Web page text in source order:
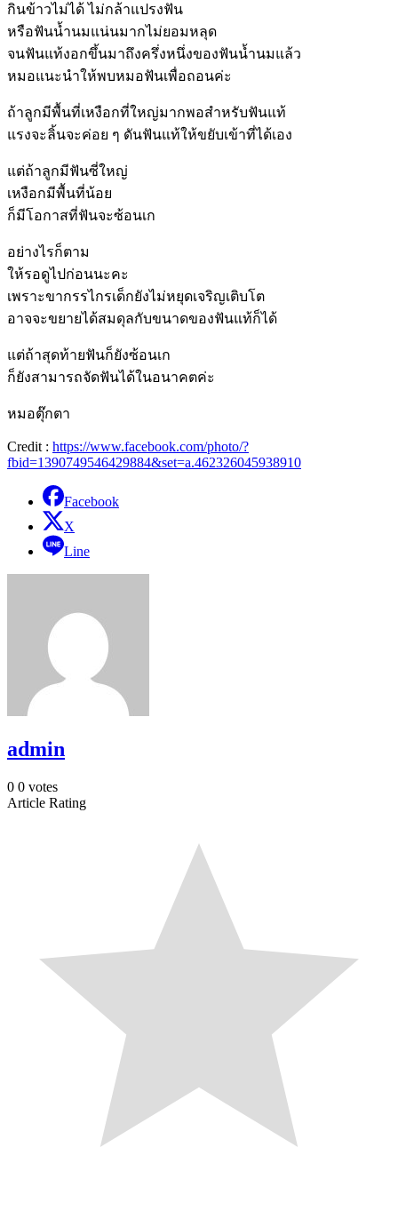
กินข้าวไม่ได้ ไม่กล้าแปรงฟัน
หรือฟันน้ำนมแน่นมากไม่ยอมหลุด
จนฟันแท้งอกขึ้นมาถึงครึ่งหนึ่งของฟันน้ำนมแล้ว
หมอแนะนำให้พบหมอฟันเพื่อถอนค่ะ
ถ้าลูกมีพื้นที่เหงือกที่ใหญ่มากพอสำหรับฟันแท้
แรงจะลิ้นจะค่อย ๆ ดันฟันแท้ให้ขยับเข้าที่ได้เอง
แต่ถ้าลูกมีฟันซี่ใหญ่
เหงือกมีพื้นที่น้อย
ก็มีโอกาสที่ฟันจะซ้อนเก
อย่างไรก็ตาม
ให้รอดูไปก่อนนะคะ
เพราะขากรรไกรเด็กยังไม่หยุดเจริญเติบโต
อาจจะขยายได้สมดุลกับขนาดของฟันแท้ก็ได้
แต่ถ้าสุดท้ายฟันก็ยังซ้อนเก
ก็ยังสามารถจัดฟันได้ในอนาคตค่ะ
หมอตุ๊กตา
Credit : https://www.facebook.com/photo/?
fbid=1390749546429884&set=a.462326045938910
Facebook
X
Line
admin
0 0 votes
Article Rating